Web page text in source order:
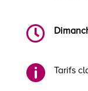

 Tarifs